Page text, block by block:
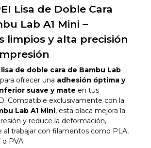
Lisa de Doble Cara
Lab A1 Mini –
limpios y alta precisión
lisa de doble cara de Bambu Lab
ofrecer una adhesión óptima y
suave y mate en tus
Compatible exclusivamente con la
Lab A1 Mini, esta placa mejora la
y reduce la deformación,
al trabajar con filamentos como PLA,
o PVA.